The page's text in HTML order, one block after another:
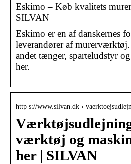
Eskimo – Køb kvalitets
SILVAN
Eskimo er en af danskernes
leverandører af
andet tænger, sparteludstyr
her.
http s://www.silvan.dk ›
værktøj og
her | SILVAN